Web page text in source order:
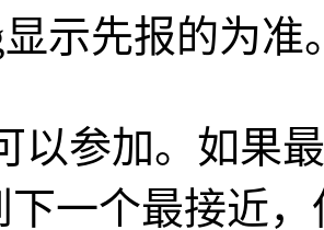
示先报的为准
以参加。如果
下一个最接近